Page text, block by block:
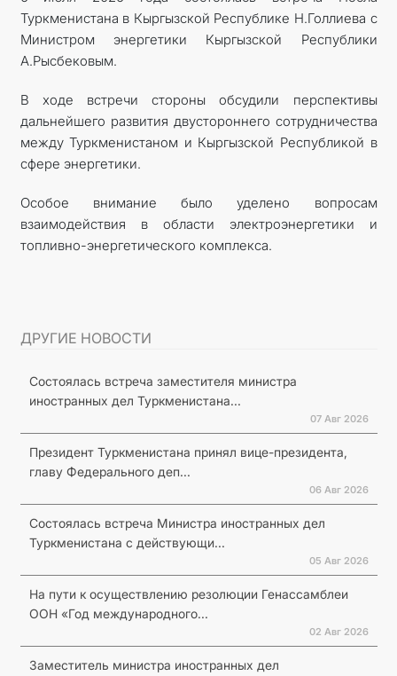
Туркменистана в Кыргызской Республике Н.Голлиева с
Министром энергетики Кыргызской Республики
А.Рысбековым.
В ходе встречи стороны обсудили перспективы
дальнейшего развития двустороннего сотрудничества
между Туркменистаном и Кыргызской Республикой в
сфере энергетики.
Особое внимание было уделено вопросам
взаимодействия в области электроэнергетики и
топливно-энергетического комплекса.
ДРУГИЕ НОВОСТИ
Состоялась встреча заместителя министра
иностранных дел Туркменистана...
07 Авг 2026
Президент Туркменистана принял вице-президента,
главу Федерального деп...
06 Авг 2026
Состоялась встреча Министра иностранных дел
Туркменистана с действующи...
05 Авг 2026
На пути к осуществлению резолюции Генассамблеи
ООН «Год международного...
02 Авг 2026
Заместитель министра иностранных дел